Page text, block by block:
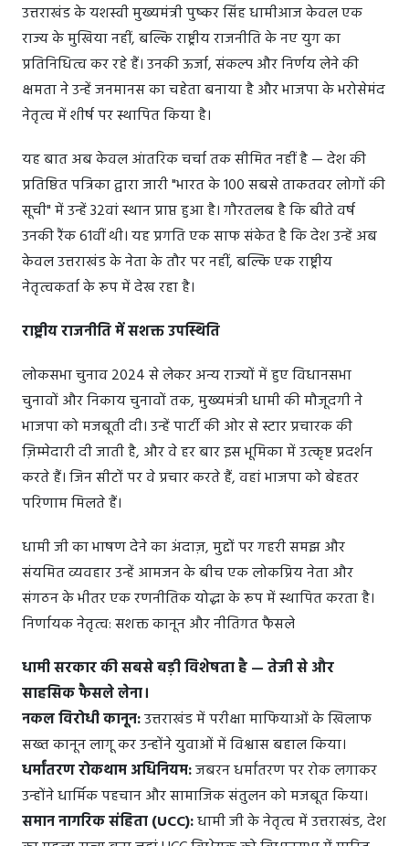
उत्तराखंड के यशस्वी मुख्यमंत्री पुष्कर सिंह धामीआज केवल एक
राज्य के मुखिया नहीं, बल्कि राष्ट्रीय राजनीति के नए युग का
प्रतिनिधित्व कर रहे हैं। उनकी ऊर्जा, संकल्प और निर्णय लेने की
क्षमता ने उन्हें जनमानस का चहेता बनाया है और भाजपा के भरोसेमंद
नेतृत्व में शीर्ष पर स्थापित किया है।
यह बात अब केवल आंतरिक चर्चा तक सीमित नहीं है — देश की
प्रतिष्ठित पत्रिका द्वारा जारी "भारत के 100 सबसे ताकतवर लोगों की
सूची" में उन्हें 32वां स्थान प्राप्त हुआ है। गौरतलब है कि बीते वर्ष
उनकी रैंक 61वीं थी। यह प्रगति एक साफ संकेत है कि देश उन्हें अब
केवल उत्तराखंड के नेता के तौर पर नहीं, बल्कि एक राष्ट्रीय
नेतृत्वकर्ता के रूप में देख रहा है।
राष्ट्रीय राजनीति में सशक्त उपस्थिति
लोकसभा चुनाव 2024 से लेकर अन्य राज्यों में हुए विधानसभा
चुनावों और निकाय चुनावों तक, मुख्यमंत्री धामी की मौजूदगी ने
भाजपा को मजबूती दी। उन्हें पार्टी की ओर से स्टार प्रचारक की
ज़िम्मेदारी दी जाती है, और वे हर बार इस भूमिका में उत्कृष्ट प्रदर्शन
करते हैं। जिन सीटों पर वे प्रचार करते हैं, वहां भाजपा को बेहतर
परिणाम मिलते हैं।
धामी जी का भाषण देने का अंदाज़, मुद्दों पर गहरी समझ और
संयमित व्यवहार उन्हें आमजन के बीच एक लोकप्रिय नेता और
संगठन के भीतर एक रणनीतिक योद्धा के रूप में स्थापित करता है।
निर्णायक नेतृत्व: सशक्त कानून और नीतिगत फैसले
धामी सरकार की सबसे बड़ी विशेषता है — तेजी से और
साहसिक फैसले लेना।
नकल विरोधी कानून:उत्तराखंड में परीक्षा माफियाओं के खिलाफ
सख्त कानून लागू कर उन्होंने युवाओं में विश्वास बहाल किया।
धर्मांतरण रोकथाम अधिनियम:जबरन धर्मांतरण पर रोक लगाकर
उन्होंने धार्मिक पहचान और सामाजिक संतुलन को मजबूत किया।
समान नागरिक संहिता (UCC):धामी जी के नेतृत्व में उत्तराखंड, देश